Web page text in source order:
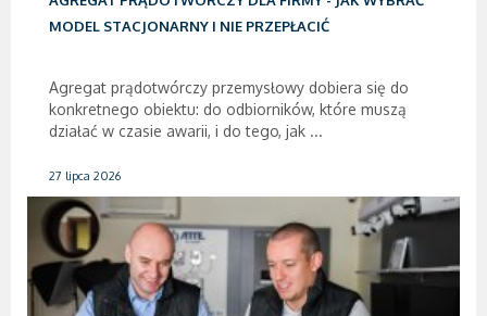
MODEL STACJONARNY I NIE PRZEPŁACIĆ
Agregat prądotwórczy przemysłowy dobiera się do
konkretnego obiektu: do odbiorników, które muszą
działać w czasie awarii, i do tego, jak ...
27 lipca 2026